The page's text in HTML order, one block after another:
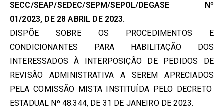
SECC/SEAP/SEDEC/SEPM/SEPOL/DEGASE Nº
01/2023, DE 28 ABRIL DE 2023.
DISPÕE SOBRE OS PROCEDIMENTOS E
CONDICIONANTES PARA HABILITAÇÃO DOS
INTERESSADOS À INTERPOSIÇÃO DE PEDIDOS DE
REVISÃO ADMINISTRATIVA A SEREM APRECIADOS
PELA COMISSÃO MISTA INSTITUÍDA PELO DECRETO
ESTADUAL Nº 48.344, DE 31 DE JANEIRO DE 2023.